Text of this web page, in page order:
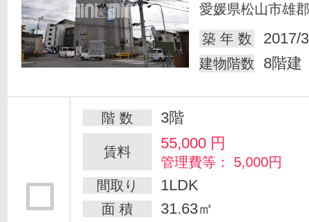
愛媛県松山市雄郡
築 年 数
2017/
建物階数 8階建
階 数 3階
賃料 55,000 円
管理費等： 5,000円
間取り
1LDK
面 積 31.63㎡